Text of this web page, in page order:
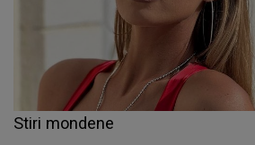
Stiri mondene